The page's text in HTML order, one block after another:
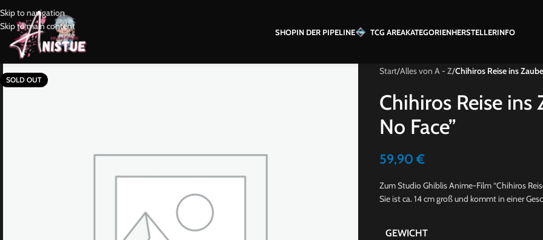
Skip to navigation
Skip to main content
SHOPIN DER PIPELINE TCG AREAKATEGORIENHERSTELLERINFO
SOLD OUT
Start/Alles von A - Z/Chihiros Reise ins
Chihiros Reise ins
No Face”
59,90€
Zum Studio Ghiblis Anime-Film “Chihiros
Sie ist ca. 14 cm groß und kommt in einer
GEWICHT